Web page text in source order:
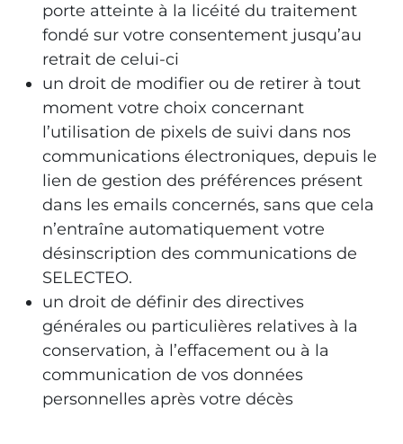
porte atteinte à la licéité du traitement
fondé sur votre consentement jusqu’au
retrait de celui-ci
un droit de modifier ou de retirer à tout
moment votre choix concernant
l’utilisation de pixels de suivi dans nos
communications électroniques, depuis le
lien de gestion des préférences présent
dans les emails concernés, sans que cela
n’entraîne automatiquement votre
désinscription des communications de
SELECTEO.
un droit de définir des directives
générales ou particulières relatives à la
conservation, à l’effacement ou à la
communication de vos données
personnelles après votre décès